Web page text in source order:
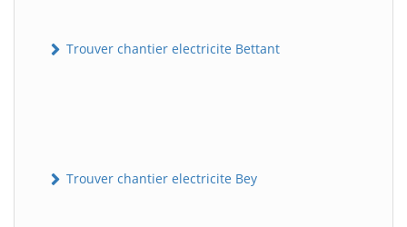
Trouver chantier electricite Bettant
Trouver chantier electricite Bey